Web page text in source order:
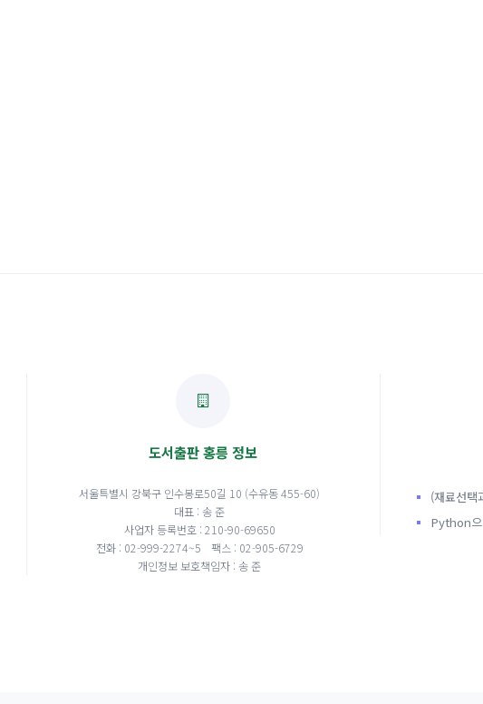
도서출판 홍릉 정보
서울특별시 강북구 인수봉로50길 10 (수유동 455-60)
대표 : 송 준
사업자 등록번호 : 210-90-69650
전화 : 02-999-2274~5
팩스 : 02-905-6729
개인정보 보호책임자 : 송 준
(재료선
Python